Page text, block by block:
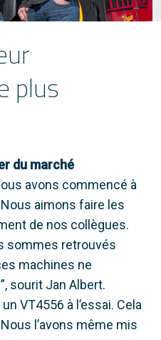
plus
du marché
avons commencé à
aimons faire les
de nos collègues.
sommes retrouvés
machines ne
sourit Jan Albert.
VT4556 à l’essai. Cela
l’avons même mis